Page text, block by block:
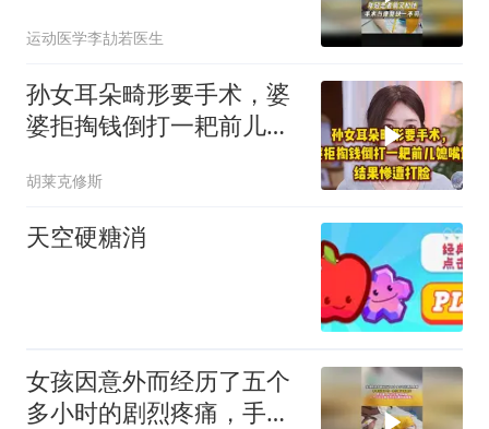
运动医学李劼若医生
孙女耳朵畸形要手术，婆
婆拒掏钱倒打一耙前儿媳
胡莱克修斯
天空硬糖消
女孩因意外而经历了五个
多小时的剧烈疼痛，手术